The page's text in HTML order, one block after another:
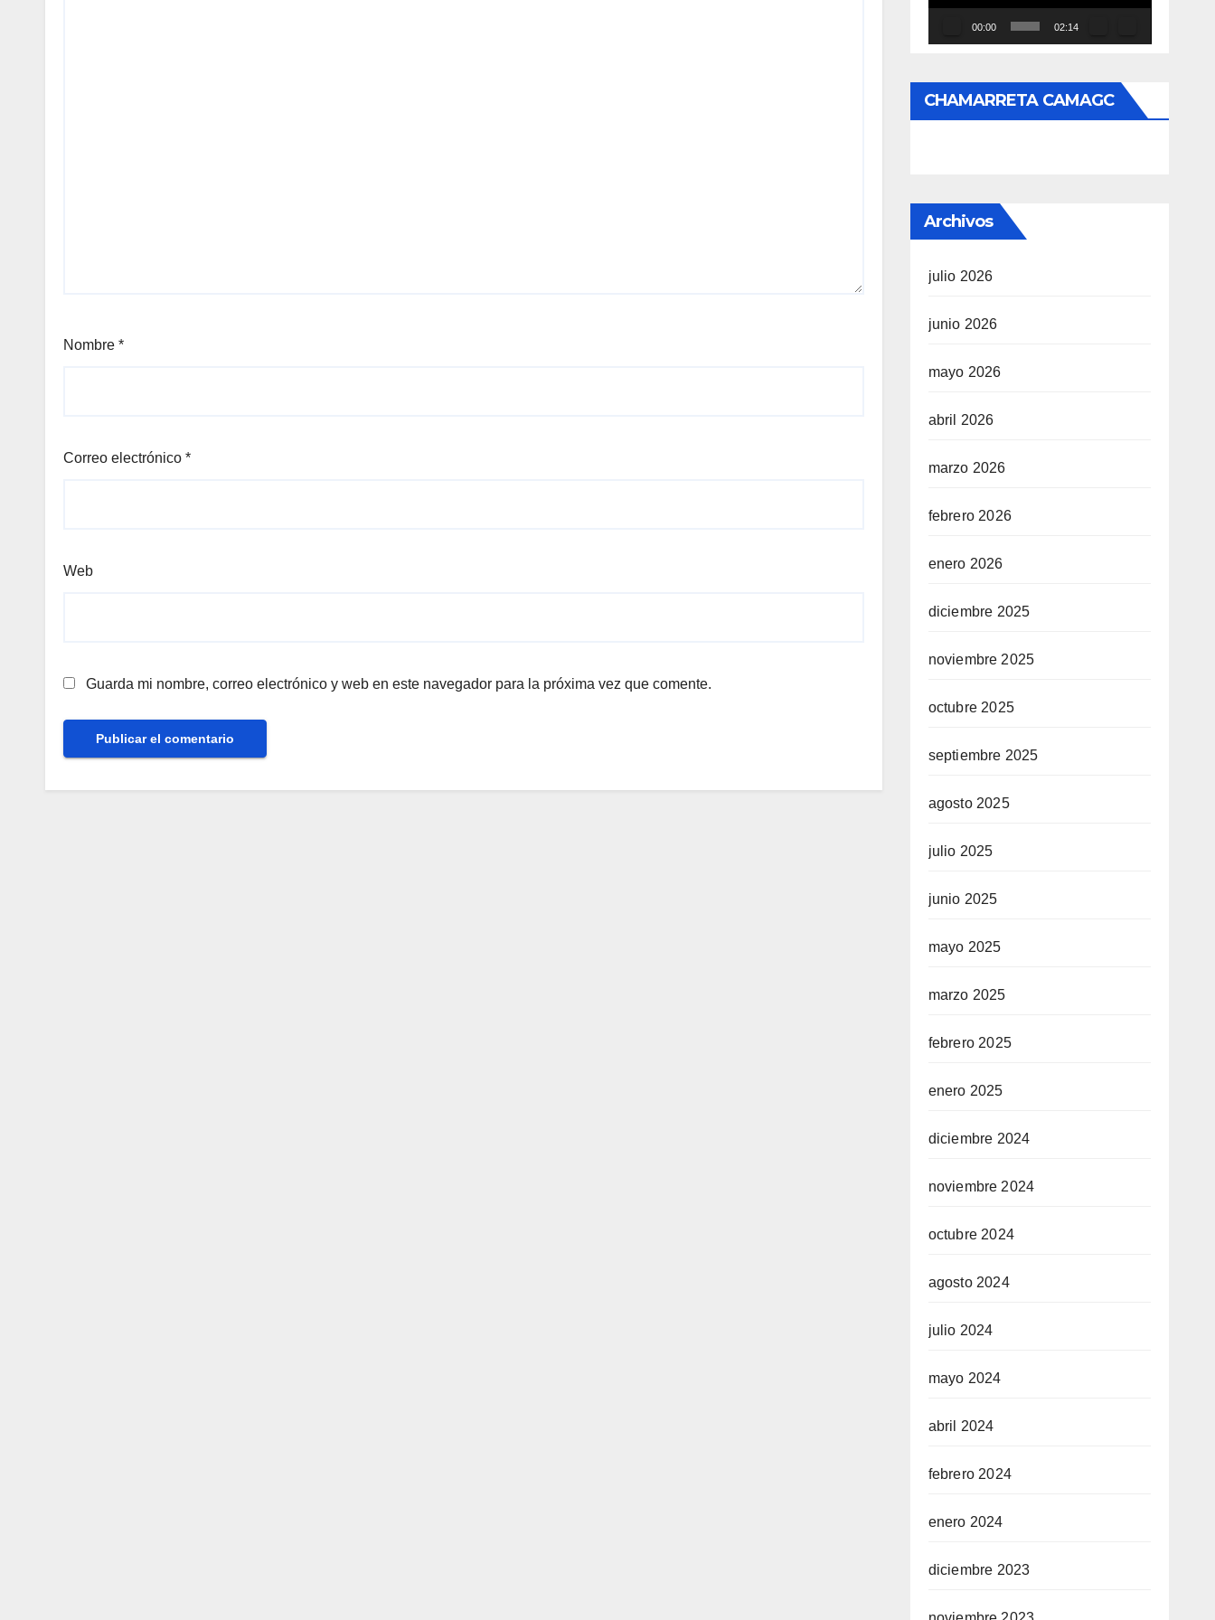
Nombre *
Correo electrónico *
Web
Guarda mi nombre, correo electrónico y web en este navegador para la próxima vez que comente.
00:00 02:14
CHAMARRETA CAMAGC
Archivos
julio 2026
junio 2026
mayo 2026
abril 2026
marzo 2026
febrero 2026
enero 2026
diciembre 2025
noviembre 2025
octubre 2025
septiembre 2025
agosto 2025
julio 2025
junio 2025
mayo 2025
marzo 2025
febrero 2025
enero 2025
diciembre 2024
noviembre 2024
octubre 2024
agosto 2024
julio 2024
mayo 2024
abril 2024
febrero 2024
enero 2024
diciembre 2023